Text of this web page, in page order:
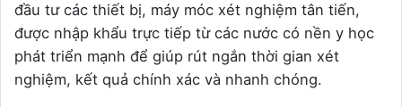
đầu tư các thiết bị, máy móc xét nghiệm tân tiến,
được nhập khẩu trực tiếp từ các nước có nền y học
phát triển mạnh để giúp rút ngắn thời gian xét
nghiệm, kết quả chính xác và nhanh chóng.